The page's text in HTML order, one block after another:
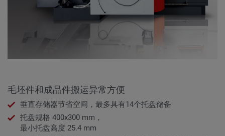
毛坯件和成品件搬运异常方便
垂直存储器节省空间，最多具有14个托盘储备
托盘规格 400x300 mm，
最小托盘高度 25.4 mm